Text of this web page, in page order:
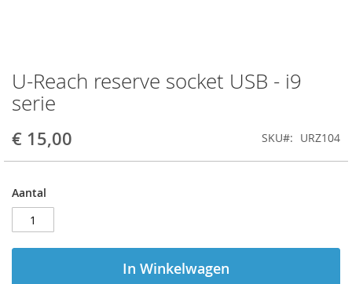
U-Reach reserve socket USB - i9
serie
€ 15,00 SKU URZ104
Aantal
In Winkelwagen
Ga
naar
het
van
gallerij